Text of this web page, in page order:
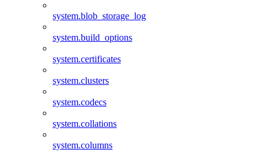
system.blob_storage_log
system.build_options
system.certificates
system.clusters
system.codecs
system.collations
system.columns